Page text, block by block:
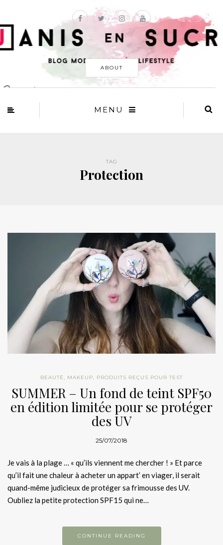
ABOUT
MENU
TAG
Protection
BEAUTÉ, MAKEUP, PRODUITS REÇUS POUR TEST
SUMMER – Un fond de teint SPF50
en édition limitée pour se protéger
des UV
25/07/2018
Je vais à la plage … « qu’ils viennent me chercher ! » Et parce
qu’il fait une chaleur à acheter un appart’ en viager, il serait
quand-même judicieux de protéger sa frimousse des UV.
Oubliez la petite protection SPF15 qui ne…
CONTINUE READING